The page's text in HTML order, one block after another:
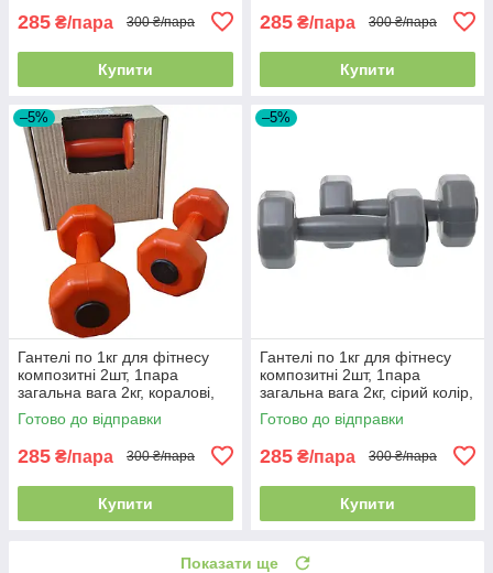
285 ₴/пара 300 ₴/пара
Купити
285 ₴/пара 300 ₴/пара
Купити
–5%
Гантелі по 1кг для фітнесу
композитні 2шт, 1пара
загальна вага 2кг, коралові,
Україна
Готово до відправки
285 ₴/пара 300 ₴/пара
Купити
–5%
Гантелі по 1кг для фітнесу
композитні 2шт, 1пара
загальна вага 2кг, сірий колір,
Україна
Готово до відправки
285 ₴/пара 300 ₴/пара
Купити
Показати ще